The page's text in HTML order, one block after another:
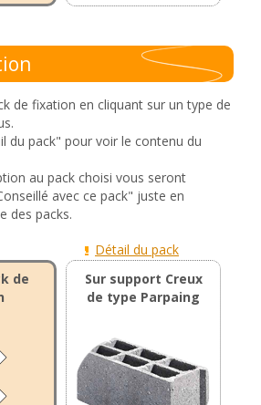
de fixation en cliquant sur un type de
du pack" pour voir le contenu du
au pack choisi vous seront
avec ce pack" juste en
des packs.
de
Détail du pack
Sur support Creux
de type Parpaing